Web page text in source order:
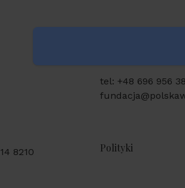
8210
tel: +48 696 956
Polityki